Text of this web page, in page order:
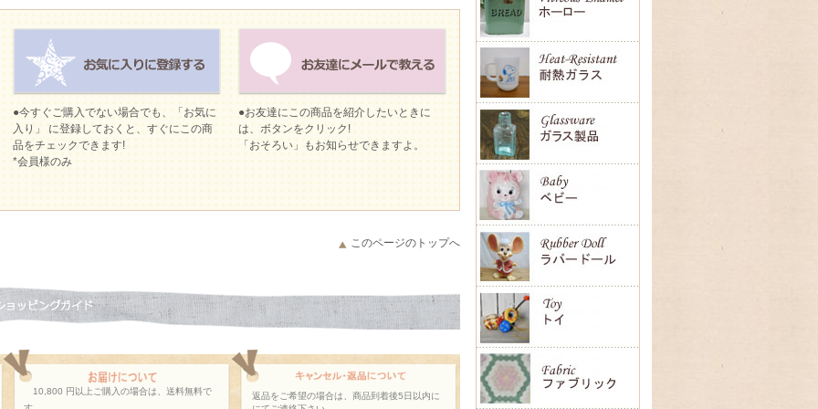
●今すぐご購入でない場合でも、「お気に
入り」 に登録しておくと、すぐにこの商
品をチェックできます!
*会員様のみ
●お友達にこの商品を紹介したいときに
は、ボタンをクリック!
「おそろい」もお知らせできますよ。
このページのトップへ
10,800 円以上ご購入の場合は、送料無料で
返品をご希望の場合は、商品到着後5日以内に